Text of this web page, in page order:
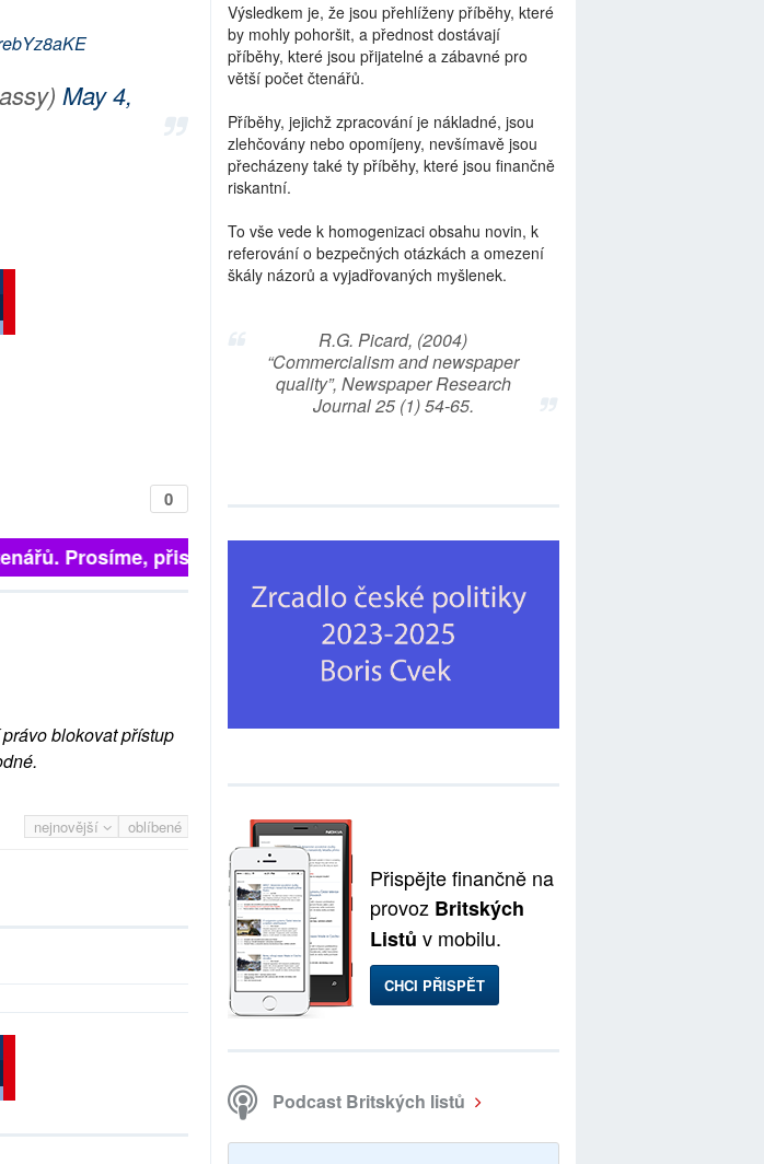
May 4,
0
Prosíme, přispějte. ➥
blokovat přístup
nejnovější oblíbené
Výsledkem je, že jsou přehlíženy příběhy, které
by mohly pohoršit, a přednost dostávají
příběhy, které jsou přijatelné a zábavné pro
větší počet čtenářů.
Příběhy, jejichž zpracování je nákladné, jsou
zlehčovány nebo opomíjeny, nevšímavě jsou
přecházeny také ty příběhy, které jsou finančně
riskantní.
To vše vede k homogenizaci obsahu novin, k
referování o bezpečných otázkách a omezení
škály názorů a vyjadřovaných myšlenek.
R.G. Picard, (2004)
“Commercialism and newspaper
quality”, Newspaper Research
Journal 25 (1) 54-65.
Přispějte finančně na
provoz Britských
Listů v mobilu.
CHCI PŘISPĚT
Podcast Britských listů